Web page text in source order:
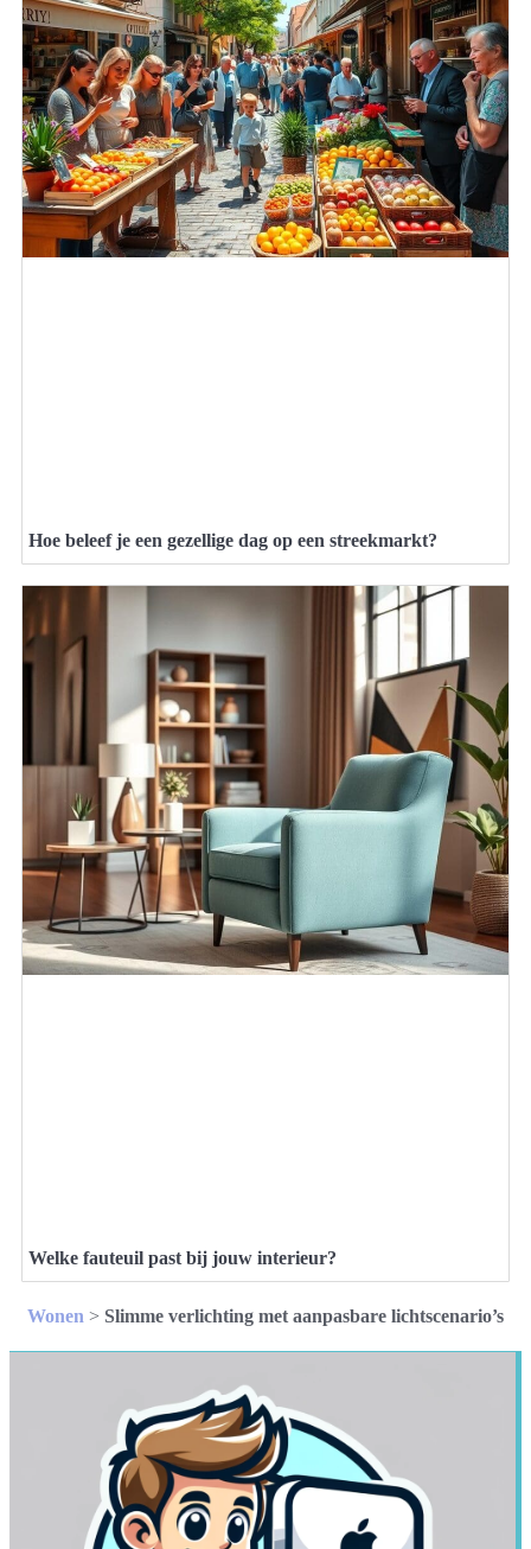
Hoe beleef je een gezellige dag op een streekmarkt?
Welke fauteuil past bij jouw interieur?
Wonen > Slimme verlichting met aanpasbare lichtscenario’s